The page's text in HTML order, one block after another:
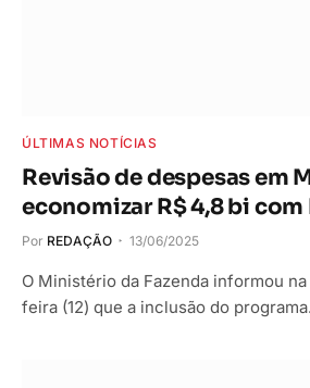
ÚLTIMAS NOTÍCIAS
Revisão de despesas em
economizar R$ 4,8 bi
Por REDAÇÃO 13/06/2025
O Ministério da Fazenda informou
feira (12) que a inclusão do